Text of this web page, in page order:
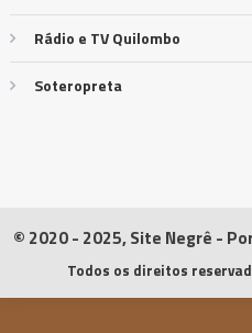
Rádio e TV Quilombo
Soteropreta
© 2020 - 2025, Site Negrê -
Todos os direitos